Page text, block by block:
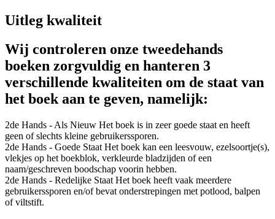
Uitleg kwaliteit
Wij controleren onze tweedehands
boeken zorgvuldig en hanteren 3
verschillende kwaliteiten om de staat van
het boek aan te geven, namelijk:
2de Hands - Als Nieuw Het boek is in zeer goede staat en heeft
geen of slechts kleine gebruikerssporen.
2de Hands - Goede Staat Het boek kan een leesvouw, ezelsoortje(s),
vlekjes op het boekblok, verkleurde bladzijden of een
naam/geschreven boodschap voorin hebben.
2de Hands - Redelijke Staat Het boek heeft vaak meerdere
gebruikerssporen en/of bevat onderstrepingen met potlood, balpen
of viltstift.